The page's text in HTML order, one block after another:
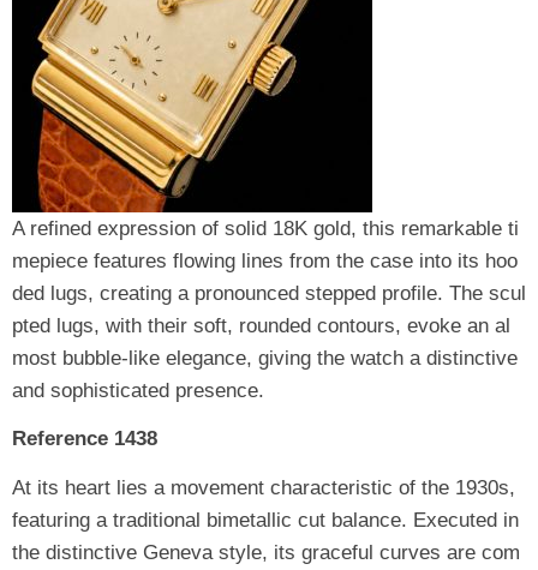
A refined expression of solid 18K gold, this remarkable ti
mepiece features flowing lines from the case into its hoo
ded lugs, creating a pronounced stepped profile. The scul
pted lugs, with their soft, rounded contours, evoke an al
most bubble-like elegance, giving the watch a distinctive
and sophisticated presence.
Reference 1438
At its heart lies a movement characteristic of the 1930s,
featuring a traditional bimetallic cut balance. Executed in
the distinctive Geneva style, its graceful curves are com